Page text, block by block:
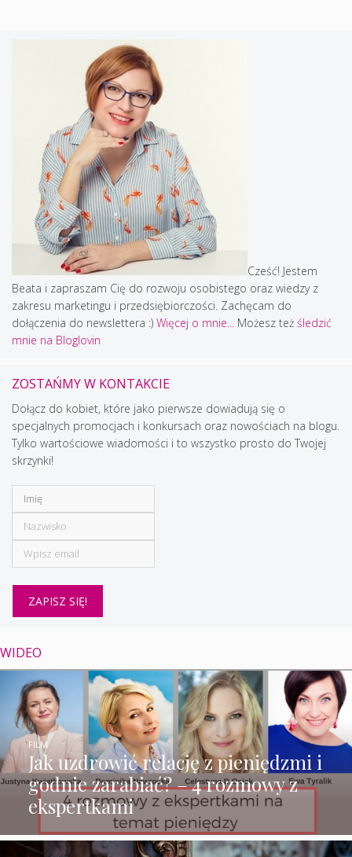
Cześć! Jestem
Beata i zapraszam Cię do rozwoju osobistego oraz wiedzy z
zakresu marketingu i przedsiębiorczości. Zachęcam do
dołączenia do newslettera :) Więcej o mnie... Możesz też śledzić
mnie na Bloglovin
ZOSTAŃMY W KONTAKCIE
Dołącz do kobiet, które jako pierwsze dowiadują się o
specjalnych promocjach i konkursach oraz nowościach na blogu.
Tylko wartościowe wiadomości i to wszystko prosto do Twojej
skrzynki!
WIDEO
Jak uzdrowić relację z pieniędzmi i
godnie zarabiać? – 4 rozmowy z
ekspertkami
FILM